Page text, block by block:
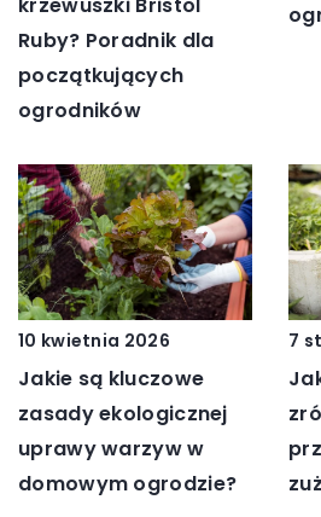
Ruby? Poradnik dla
początkujących
ogrodników
10 kwietnia 2026
Jakie są kluczowe
zasady ekologicznej
uprawy warzyw w
domowym ogrodzie?
7